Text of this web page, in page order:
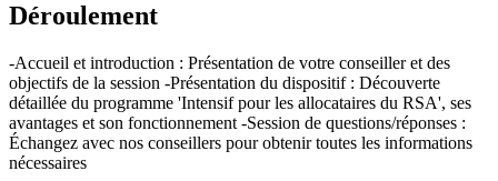
Déroulement
-Accueil et introduction : Présentation de votre conseiller et des
objectifs de la session -Présentation du dispositif : Découverte
détaillée du programme 'Intensif pour les allocataires du RSA', ses
avantages et son fonctionnement -Session de questions/réponses :
Échangez avec nos conseillers pour obtenir toutes les informations
nécessaires